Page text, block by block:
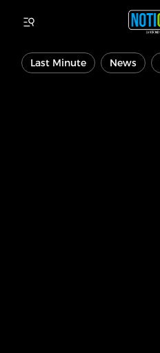
Last Minute News